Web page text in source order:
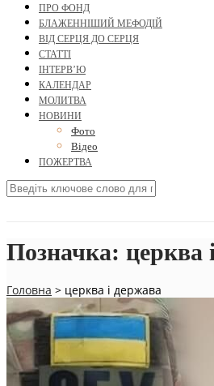
ПРО ФОНД
БЛАЖЕННІШИЙ МЕФОДІЙ
ВІД СЕРЦЯ ДО СЕРЦЯ
СТАТТІ
ІНТЕРВ’Ю
КАЛЕНДАР
МОЛИТВА
НОВИНИ
Фото
Відео
ПОЖЕРТВА
Позначка: церква
Головна > церква і держава